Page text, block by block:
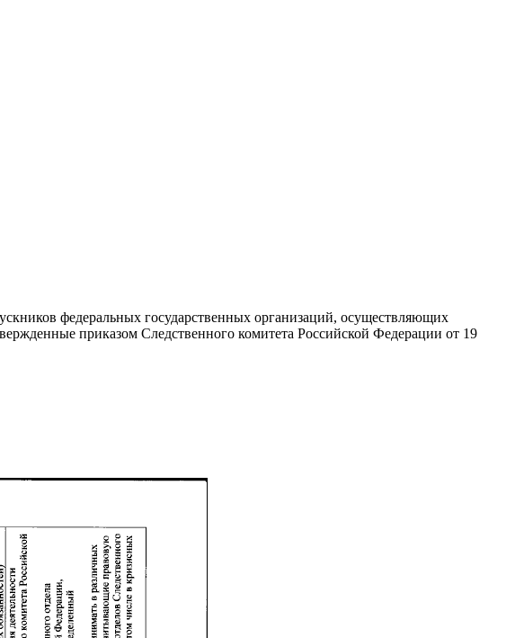
федеральных государственных организаций, осуществляющих
приказом Следственного комитета Российской Федерации от 19